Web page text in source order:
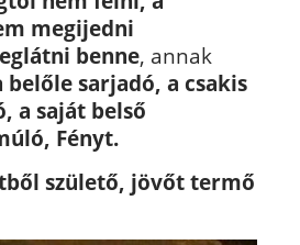
megijedni
benne, annak
belőle sarjadó, a csakis
a saját belső
Fényt.
születő, jövőt termő